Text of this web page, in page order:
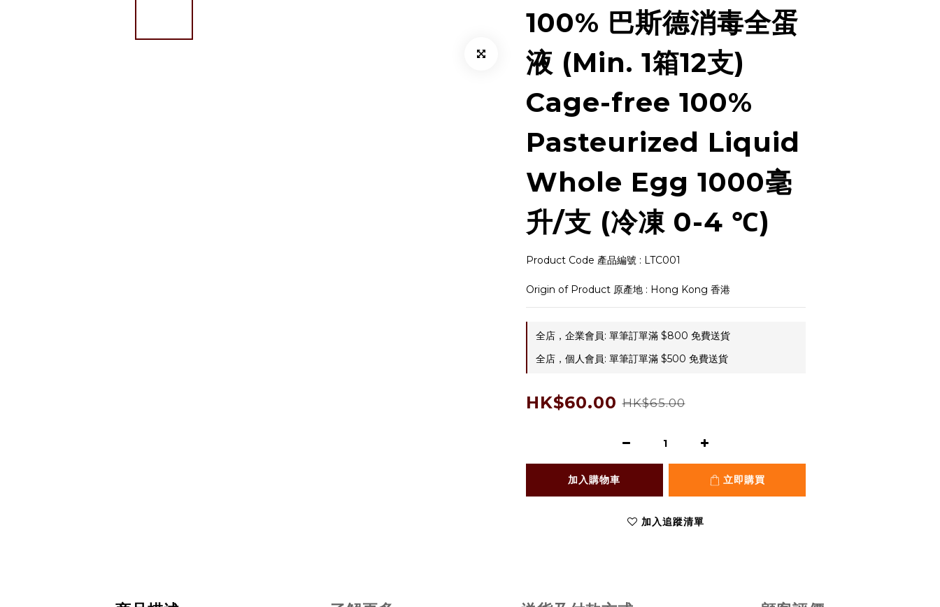
100% 巴斯德消毒全蛋
液 (Min. 1箱12支)
Cage-free 100%
Pasteurized Liquid
Whole Egg 1000毫
升/支 (冷凍 0-4 ℃)
Product Code 產品編號 : LTC001
Origin of Product 原產地 : Hong Kong 香港
全店，企業會員: 單筆訂單滿 $800 免費送貨
全店，個人會員: 單筆訂單滿 $500 免費送貨
HK$60.00 HK$65.00
加入購物車 立即購買
加入追蹤清單